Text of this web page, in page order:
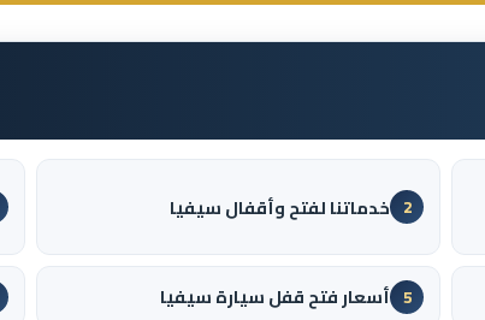
2 خدماتنا لفتح وأقفال سيفيا
5 أسعار فتح قفل سيارة سيفيا